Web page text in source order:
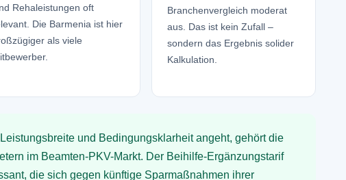
Rehaleistungen oft
Die Barmenia ist hier
als viele
Branchenvergleich moderat
aus. Das ist kein Zufall –
sondern das Ergebnis solider
Kalkulation.
und Bedingungsklarheit angeht, gehört die
im Beamten-PKV-Markt. Der Beihilfe-Ergänzungstarif
die sich gegen künftige Sparmaßnahmen ihrer